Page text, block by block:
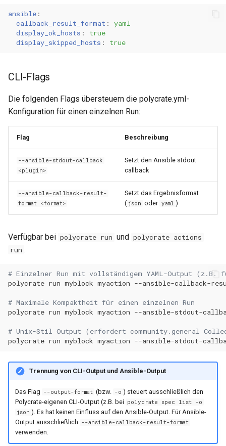
ansible :
callback_result_format :
yaml
display_ok_hosts :
true
display_skipped_hosts : true
CLI-Flags
Die folgenden Flags übersteuern die polycrate.yml-
Konfiguration für einen einzelnen Run:
Flag Beschreibung
--ansible-stdout-callback
<plugin>
Setzt den Ansible stdout
callback
--ansible-callback-result-
format <format>
Setzt das Ergebnisformat
( json oder yaml )
Verfügbar bei polycrate run und polycrate actions
run .
# Einzelner Run mit vollständigem YAML-Output (z.B.
polycrate run myblock myaction --ansible-callback-
# Maximale Kompaktheit für einen einzelnen Run
polycrate run myblock myaction --ansible-stdout-
# Unix-Stil Output (erfordert community.general
polycrate run myblock myaction --ansible-stdout-
Trennung von CLI-Output und Ansible-Output
Das Flag --output-format (bzw. -o ) steuert ausschließlich den
Polycrate-eigenen CLI-Output (z.B. bei polycrate spec list -o
json ). Es hat keinen Einfluss auf den Ansible-Output. Für Ansible-
Output ausschließlich --ansible-callback-result-format
verwenden.